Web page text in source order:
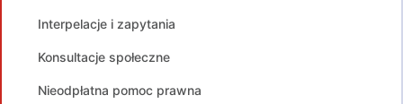
Interpelacje i zapytania
Konsultacje społeczne
Nieodpłatna pomoc prawna